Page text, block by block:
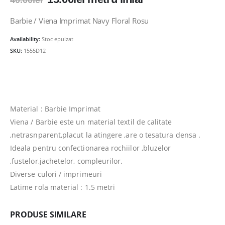
a
40.00lei.
este:
Barbie / Viena Imprimat Navy Floral Rosu
Availability: Stoc epuizat
SKU: 1555D12
Material : Barbie Imprimat
Viena / Barbie este un material textil de calitate
,netrasnparent,placut la atingere ,are o tesatura densa .
Ideala pentru confectionarea rochiilor ,bluzelor
,fustelor,jachetelor, compleurilor.
Diverse culori / imprimeuri
Latime rola material : 1.5 metri
PRODUSE SIMILARE